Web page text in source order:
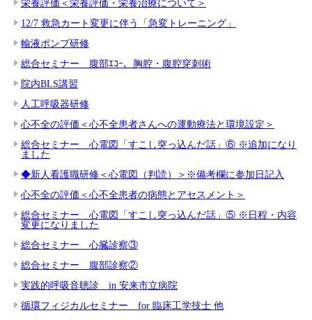
栄養評価＜栄養評価・栄養治療について＞
12/7 救急カート変更に伴う「急変トレーニング」
輸液ポンプ研修
総合セミナー 腹部ｴｺｰ、胸腔・腹腔穿刺術
院内BLS講習
人工呼吸器研修
心不全の評価＜心不全患者さんへの運動療法と環境設定＞
総合セミナー 心電図「すこし突っ込んだ話」⑥ ※追加になり
ました
◆新人看護職研修＜心電図（判読）＞※備考欄に参加日記入
心不全の評価＜心不全患者の病態とアセスメント＞
総合セミナー 心電図「すこし突っ込んだ話」⑤ ※日程・内容
変更になりました
総合セミナー 心臓診察③
総合セミナー 腹部診察②
実践的呼吸音聴診 in 安来市立病院
循環フィジカルセミナー for 臨床工学技士 他